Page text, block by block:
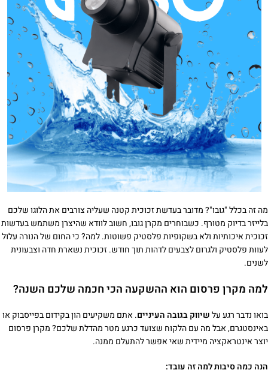
מה זה בכלל "גובו"? מדובר בעדשת זכוכית קטנה שעליה צורבים את הלוגו שלכם
בלייזר בדיוק מטורף. כשבוחרים מקרן גובו, חשוב לוודא שהיצרן משתמש בעדשות
זכוכית איכותיות ולא בשקופיות פלסטיק פשוטות. למה? כי החום של הנורה עלול
לעוות פלסטיק ולגרום לצבעים לדהות תוך חודש. זכוכית נשארת חדה וצבעונית
לשנים.
למה מקרן פרסום הוא ההשקעה הכי חכמה שלכם השנה?
בואו נדבר רגע עלשיווק בגובה העיניים. אתם משקיעים הון בקידום בפייסבוק או
באינסטגרם, אבל מה עם הלקוח שצועד כרגע מטר מהדלת שלכם? מקרן פרסום
יוצר אינטראקציה מיידית שאי אפשר להתעלם ממנה.
הנה כמה סיבות למה זה עובד: